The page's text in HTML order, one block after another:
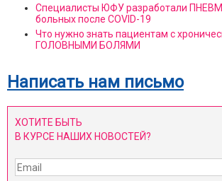
Специалисты ЮФУ разработали
больных после COVID-19
Что нужно знать пациентам с
ГОЛОВНЫМИ БОЛЯМИ
Написать нам письмо
ХОТИТЕ БЫТЬ
В КУРСЕ НАШИХ НОВОСТЕЙ?